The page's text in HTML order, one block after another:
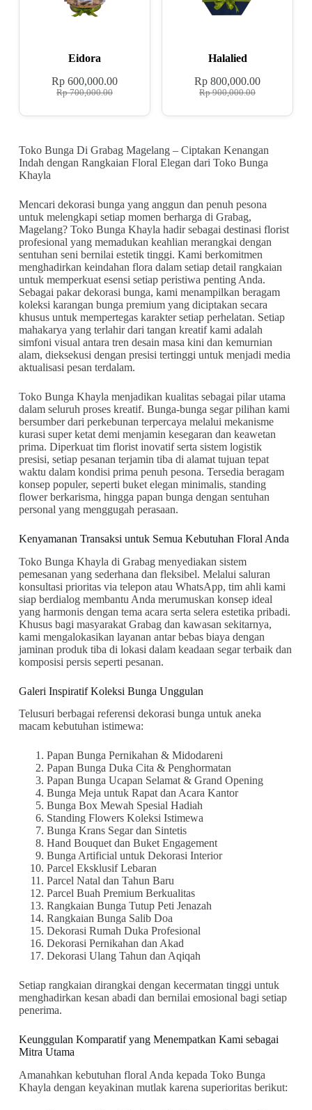
Eidora
Rp700,000.00
Rp600,000.00
Halalied
Rp900,000.00
Rp 800,000.00
Toko Bunga Di Grabag Magelang – Ciptakan Kenangan
Indah dengan Rangkaian Floral Elegan dari Toko Bunga
Khayla
Mencari dekorasi bunga yang anggun dan penuh pesona
untuk melengkapi setiap momen berharga di Grabag,
Magelang? Toko Bunga Khayla hadir sebagai destinasi florist
profesional yang memadukan keahlian merangkai dengan
sentuhan seni bernilai estetik tinggi. Kami berkomitmen
menghadirkan keindahan flora dalam setiap detail rangkaian
untuk memperkuat esensi setiap peristiwa penting Anda.
Sebagai pakar dekorasi bunga, kami menampilkan beragam
koleksi karangan bunga premium yang diciptakan secara
khusus untuk mempertegas karakter setiap perhelatan. Setiap
mahakarya yang terlahir dari tangan kreatif kami adalah
simfoni visual antara tren desain masa kini dan kemurnian
alam, dieksekusi dengan presisi tertinggi untuk menjadi media
aktualisasi pesan terdalam.
Toko Bunga Khayla menjadikan kualitas sebagai pilar utama
dalam seluruh proses kreatif. Bunga-bunga segar pilihan kami
bersumber dari perkebunan terpercaya melalui mekanisme
kurasi super ketat demi menjamin kesegaran dan keawetan
prima. Diperkuat tim florist inovatif serta sistem logistik
presisi, setiap pesanan terjamin tiba di alamat tujuan tepat
waktu dalam kondisi prima penuh pesona. Tersedia beragam
konsep populer, seperti buket elegan minimalis, standing
flower berkarisma, hingga papan bunga dengan sentuhan
personal yang menggugah perasaan.
Kenyamanan Transaksi untuk Semua Kebutuhan Floral Anda
Toko Bunga Khayla di Grabag menyediakan sistem
pemesanan yang sederhana dan fleksibel. Melalui saluran
konsultasi prioritas via telepon atau WhatsApp, tim ahli kami
siap berdialog membantu Anda merumuskan konsep ideal
yang harmonis dengan tema acara serta selera estetika pribadi.
Khusus bagi masyarakat Grabag dan kawasan sekitarnya,
kami mengalokasikan layanan antar bebas biaya dengan
jaminan produk tiba di lokasi dalam keadaan segar terbaik dan
komposisi persis seperti pesanan.
Galeri Inspiratif Koleksi Bunga Unggulan
Telusuri berbagai referensi dekorasi bunga untuk aneka
macam kebutuhan istimewa:
Papan Bunga Pernikahan & Midodareni
Papan Bunga Duka Cita & Penghormatan
Papan Bunga Ucapan Selamat & Grand Opening
Bunga Meja untuk Rapat dan Acara Kantor
Bunga Box Mewah Spesial Hadiah
Standing Flowers Koleksi Istimewa
Bunga Krans Segar dan Sintetis
Hand Bouquet dan Buket Engagement
Bunga Artificial untuk Dekorasi Interior
Parcel Eksklusif Lebaran
Parcel Natal dan Tahun Baru
Parcel Buah Premium Berkualitas
Rangkaian Bunga Tutup Peti Jenazah
Rangkaian Bunga Salib Doa
Dekorasi Rumah Duka Profesional
Dekorasi Pernikahan dan Akad
Dekorasi Ulang Tahun dan Aqiqah
Setiap rangkaian dirangkai dengan kecermatan tinggi untuk
menghadirkan kesan abadi dan bernilai emosional bagi setiap
penerima.
Keunggulan Komparatif yang Menempatkan Kami sebagai
Mitra Utama
Amanahkan kebutuhan floral Anda kepada Toko Bunga
Khayla dengan keyakinan mutlak karena superioritas berikut: